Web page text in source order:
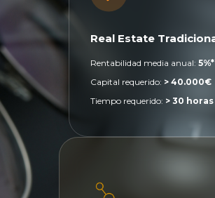
Real Estate
Rentabilidad media anual:5%*
Capital requerido: > 40.000€
Tiempo requerido: > 30 horas